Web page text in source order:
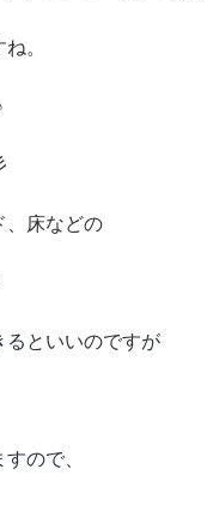
。
、床などの
るといいのですが
ので、